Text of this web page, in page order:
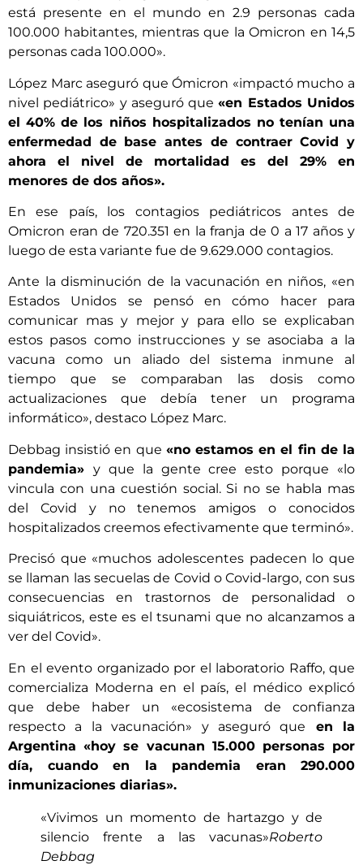
está presente en el mundo en 2.9 personas cada
100.000 habitantes, mientras que la Omicron en 14,5
personas cada 100.000».
López Marc aseguró que Ómicron «impactó mucho a
nivel pediátrico» y aseguró que«en Estados Unidos
el 40% de los niños hospitalizados no tenían una
enfermedad de base antes de contraer Covid y
ahora el nivel de mortalidad es del 29% en
menores de dos años».
En ese país, los contagios pediátricos antes de
Omicron eran de 720.351 en la franja de 0 a 17 años y
luego de esta variante fue de 9.629.000 contagios.
Ante la disminución de la vacunación en niños, «en
Estados Unidos se pensó en cómo hacer para
comunicar mas y mejor y para ello se explicaban
estos pasos como instrucciones y se asociaba a la
vacuna como un aliado del sistema inmune al
tiempo que se comparaban las dosis como
actualizaciones que debía tener un programa
informático», destaco López Marc.
Debbag insistió en que «no estamos en el fin de la
pandemia» y que la gente cree esto porque «lo
vincula con una cuestión social. Si no se habla mas
del Covid y no tenemos amigos o conocidos
hospitalizados creemos efectivamente que terminó».
Precisó que «muchos adolescentes padecen lo que
se llaman las secuelas de Covid o Covid-largo, con sus
consecuencias en trastornos de personalidad o
siquiátricos, este es el tsunami que no alcanzamos a
ver del Covid».
En el evento organizado por el laboratorio Raffo, que
comercializa Moderna en el país, el médico explicó
que debe haber un «ecosistema de confianza
respecto a la vacunación» y aseguró que en la
Argentina «hoy se vacunan 15.000 personas por
día, cuando en la pandemia eran 290.000
inmunizaciones diarias».
«Vivimos un momento de hartazgo y de
silencio frente a las vacunas»Roberto
Debbag